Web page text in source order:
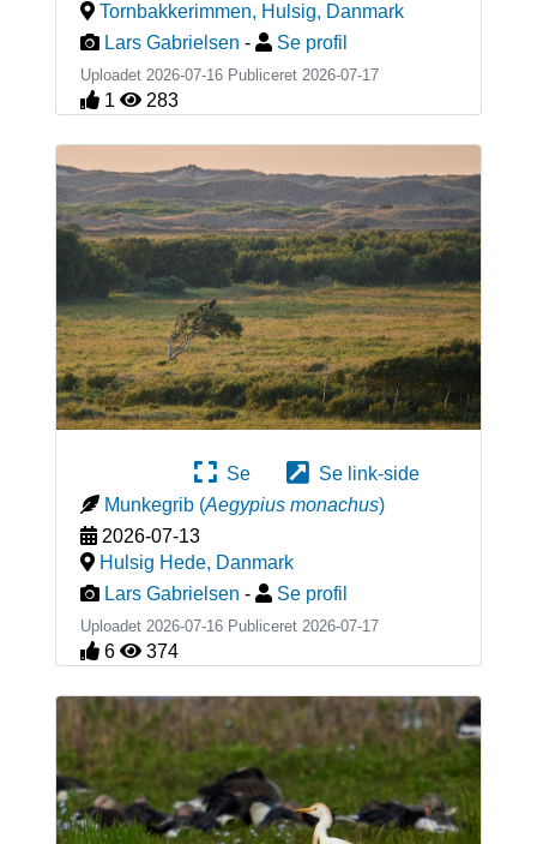
Tornbakkerimmen, Hulsig, Danmark
Lars Gabrielsen - Se profil
Uploadet 2026-07-16 Publiceret 2026-07-17
1 283
Se
Se link-side
Munkegrib (Aegypius monachus)
2026-07-13
Hulsig Hede, Danmark
Lars Gabrielsen - Se profil
Uploadet 2026-07-16 Publiceret 2026-07-17
6 374